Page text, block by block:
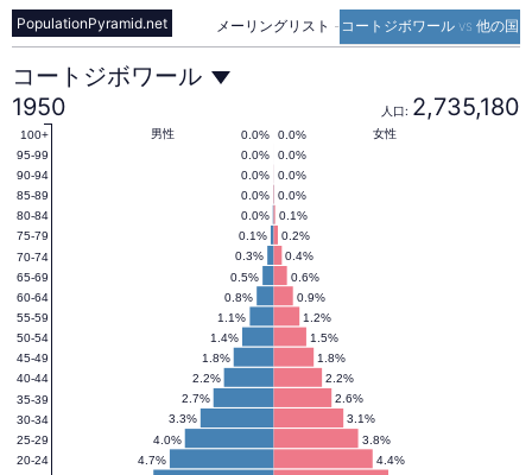
メーリングリスト - コートジボワール vs 他の国
PopulationPyramid.net
コ
ー
ト
ジ
ボ
ワ
コートジボワール
1950
人口: 2,735,180
4.4%
4.7%
3.8%
4.0%
3.1%
3.3%
2.6%
2.7%
2.2%
2.2%
1.8%
1.8%
1.5%
1.4%
1.2%
1.1%
0.9%
0.8%
0.6%
0.5%
0.4%
0.3%
0.2%
0.1%
0.1%
0.0%
0.0%
0.0%
0.0%
0.0%
0.0%
0.0%
0.0%
0.0% 女性
男性
20-24
25-29
30-34
35-39
40-44
45-49
50-54
55-59
60-64
65-69
70-74
75-79
80-84
85-89
90-94
95-99
100+